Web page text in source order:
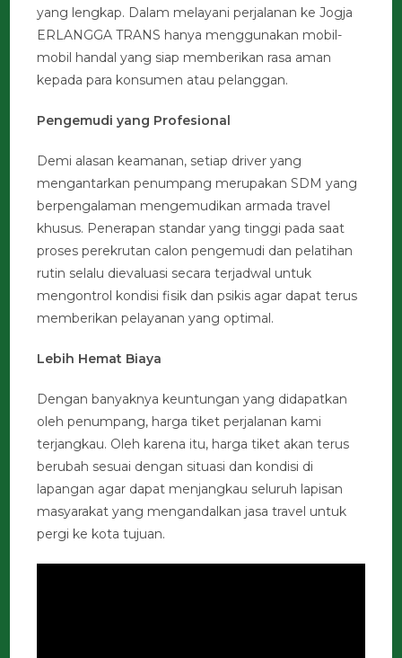
yang lengkap. Dalam melayani perjalanan ke Jogja
ERLANGGA TRANS hanya menggunakan mobil-
mobil handal yang siap memberikan rasa aman
kepada para konsumen atau pelanggan.
Pengemudi yang Profesional
Demi alasan keamanan, setiap driver yang
mengantarkan penumpang merupakan SDM yang
berpengalaman mengemudikan armada travel
khusus. Penerapan standar yang tinggi pada saat
proses perekrutan calon pengemudi dan pelatihan
rutin selalu dievaluasi secara terjadwal untuk
mengontrol kondisi fisik dan psikis agar dapat terus
memberikan pelayanan yang optimal.
Lebih Hemat Biaya
Dengan banyaknya keuntungan yang didapatkan
oleh penumpang, harga tiket perjalanan kami
terjangkau. Oleh karena itu, harga tiket akan terus
berubah sesuai dengan situasi dan kondisi di
lapangan agar dapat menjangkau seluruh lapisan
masyarakat yang mengandalkan jasa travel untuk
pergi ke kota tujuan.